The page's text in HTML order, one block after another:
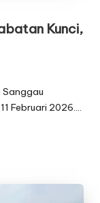
Kunci,
Sanggau
Februari 2026.…